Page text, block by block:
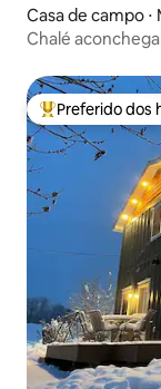
Casa de campo ⋅
Chalé
Entre os
Preferido dos